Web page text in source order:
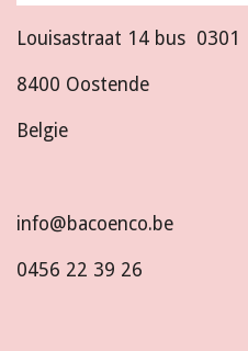
Louisastraat 14 bus 0301
8400 Oostende
Belgie
info@bacoenco.be
0456 22 39 26